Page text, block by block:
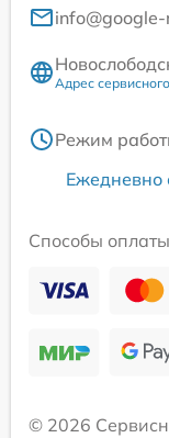
Адрес
Режим
Ежедневно
Способы оплаты
© 2026